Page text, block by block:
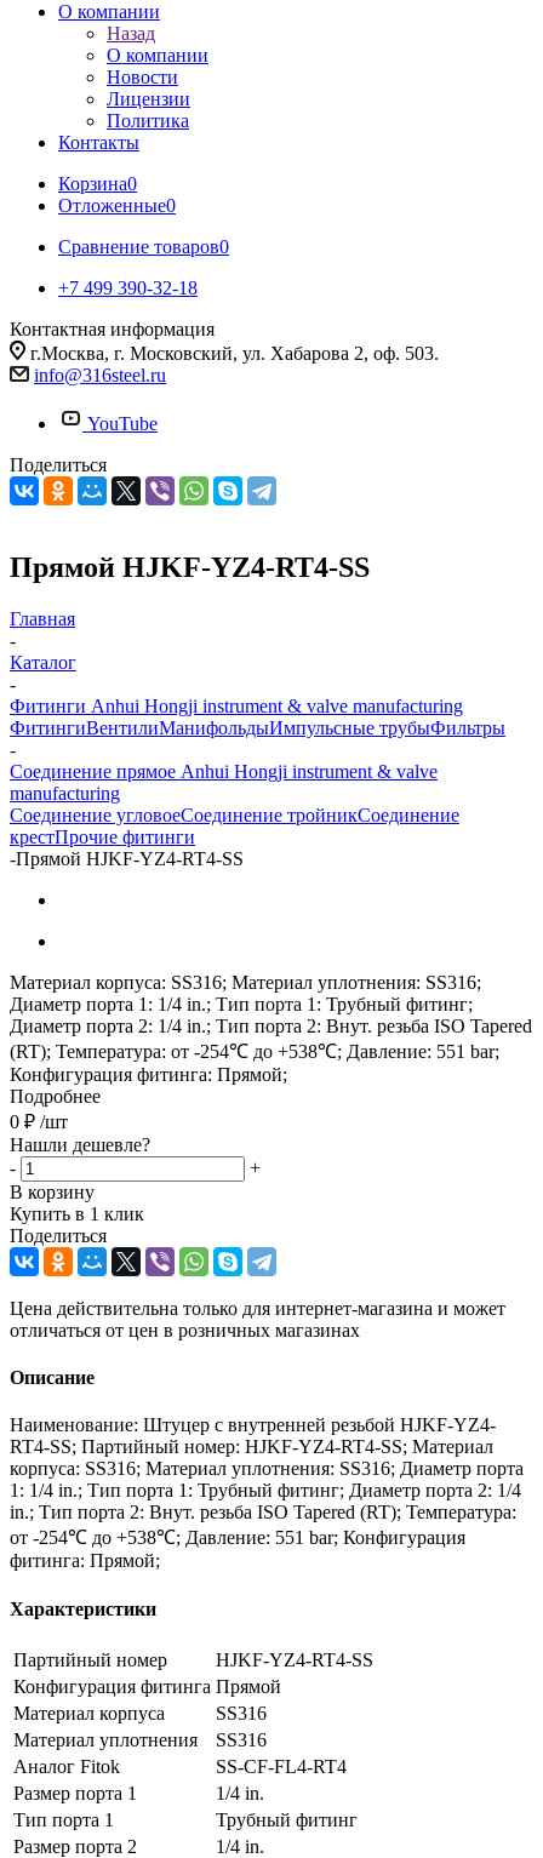
О компании
Назад
О компании
Новости
Лицензии
Политика
Контакты
Корзина0
Отложенные0
Сравнение товаров0
+7 499 390-32-18
Контактная информация
г.Москва, г. Московский, ул. Хабарова 2, оф. 503.
info@316steel.ru
YouTube
Поделиться
Прямой HJKF-YZ4-RT4-SS
Главная
-
Каталог
-
Фитинги Anhui Hongji instrument & valve manufacturing
ФитингиВентилиМанифольдыИмпульсные трубыФильтры
-
Соединение прямое Anhui Hongji instrument & valve
manufacturing
Соединение угловоеСоединение тройникСоединение
крестПрочие фитинги
-Прямой HJKF-YZ4-RT4-SS
Материал корпуса: SS316; Материал уплотнения: SS316;
Диаметр порта 1: 1/4 in.; Тип порта 1: Трубный фитинг;
Диаметр порта 2: 1/4 in.; Тип порта 2: Внут. резьба ISO Tapered
(RT); Температура: от -254℃ до +538℃; Давление: 551 bar;
Конфигурация фитинга: Прямой;
Подробнее
0 ₽ /шт
Нашли дешевле?
-
+
В корзину
Купить в 1 клик
Поделиться
Цена действительна только для интернет-магазина и может
отличаться от цен в розничных магазинах
Описание
Наименование: Штуцер с внутренней резьбой HJKF-YZ4-
RT4-SS; Партийный номер: HJKF-YZ4-RT4-SS; Материал
корпуса: SS316; Материал уплотнения: SS316; Диаметр порта
1: 1/4 in.; Тип порта 1: Трубный фитинг; Диаметр порта 2: 1/4
in.; Тип порта 2: Внут. резьба ISO Tapered (RT); Температура:
от -254℃ до +538℃; Давление: 551 bar; Конфигурация
фитинга: Прямой;
Характеристики
Партийный номер
HJKF-YZ4-RT4-SS
Конфигурация фитинга Прямой
Материал корпуса
SS316
Материал уплотнения
SS316
Аналог Fitok
SS-CF-FL4-RT4
Размер порта 1
1/4 in.
Тип порта 1
Трубный фитинг
Размер порта 2
1/4 in.